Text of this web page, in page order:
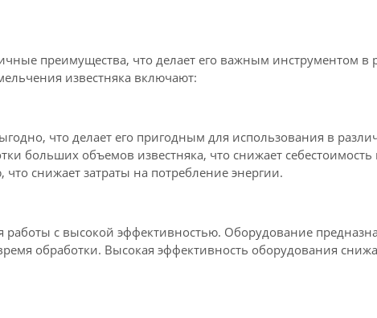
преимущества, что делает его важным инструментом
известняка включают:
что делает его пригодным для использования в
больших объемов известняка, что снижает
снижает затраты на потребление энергии.
работы с высокой эффективностью. Оборудование
обработки. Высокая эффективность оборудования